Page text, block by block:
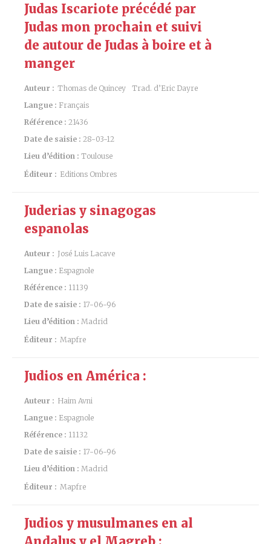
Judas Iscariote précédé par
Judas mon prochain et suivi
de autour de Judas à boire et à
manger
Auteur : Thomas de Quincey
Trad. d’Eric Dayre
Langue : Français
Référence : 21436
Date de saisie : 28-03-12
Lieu d’édition : Toulouse
Éditeur : Editions Ombres
Juderias y sinagogas
espanolas
Auteur : José Luis Lacave
Langue : Espagnole
Référence : 11139
Date de saisie : 17-06-96
Lieu d’édition : Madrid
Éditeur : Mapfre
Judios en América :
Auteur : Haim Avni
Langue : Espagnole
Référence : 11132
Date de saisie : 17-06-96
Lieu d’édition : Madrid
Éditeur : Mapfre
Judios y musulmanes en al
Andalus y el Magreb :